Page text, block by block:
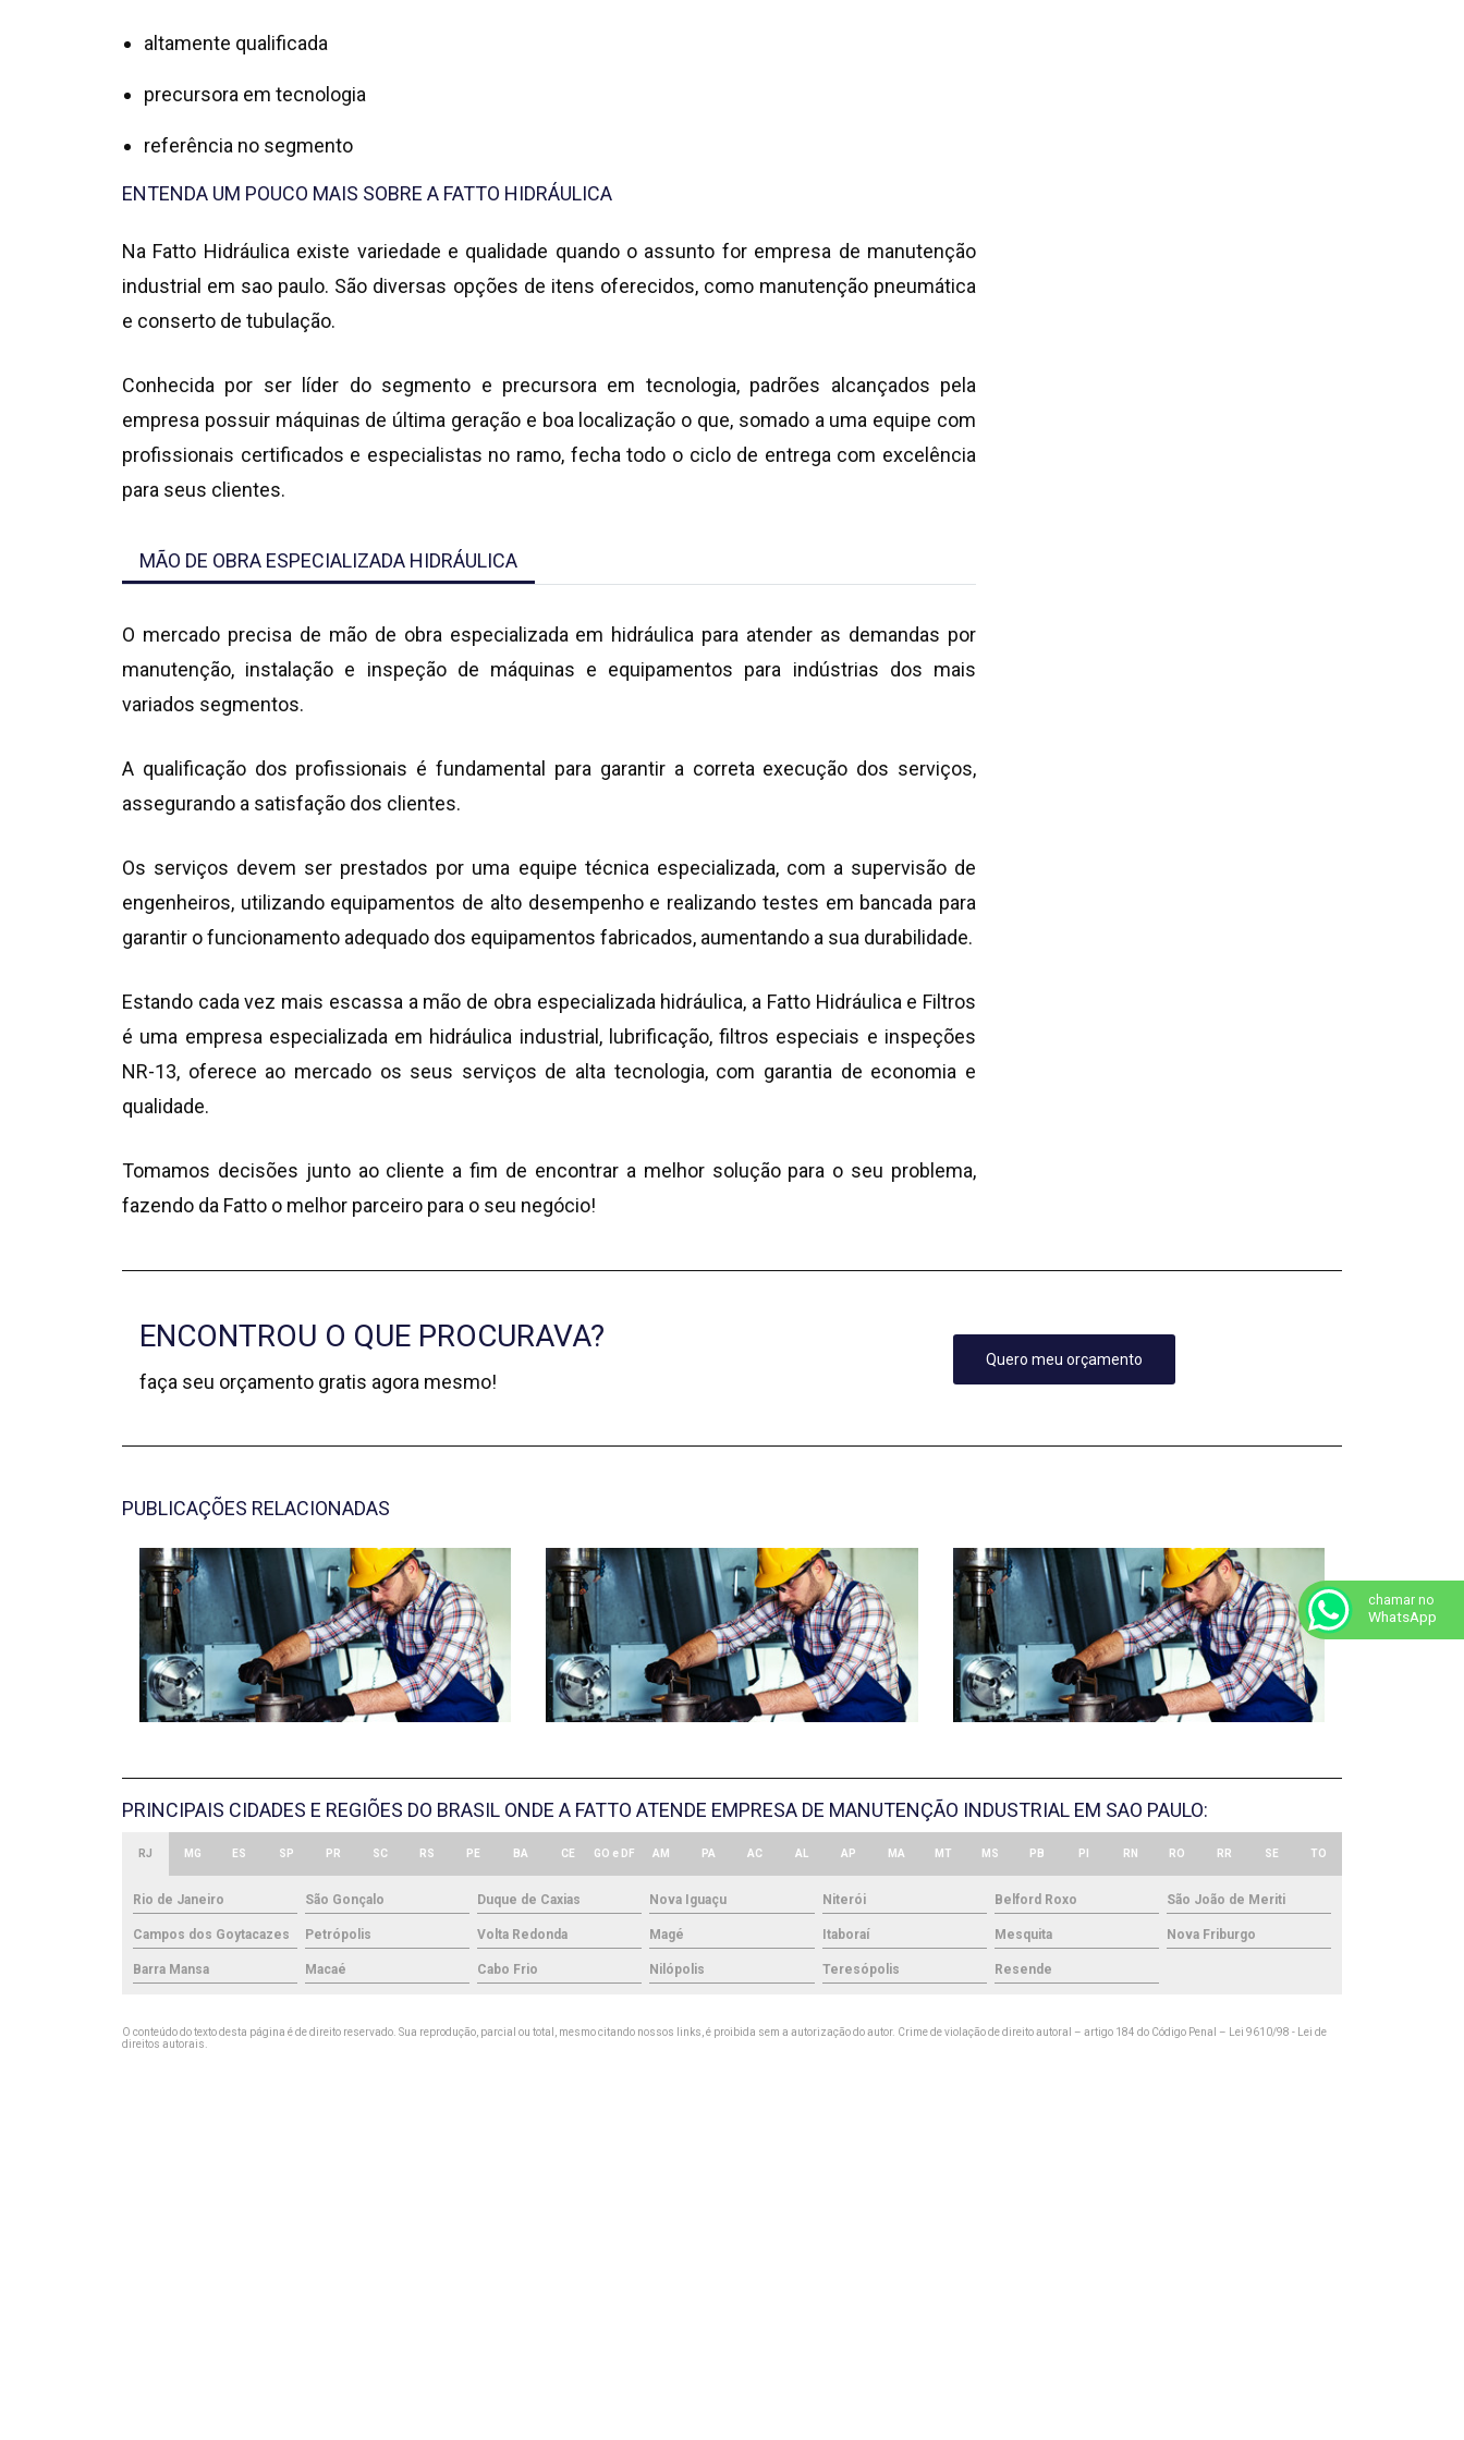
altamente qualificada
precursora em tecnologia
referência no segmento
ENTENDA UM POUCO MAIS SOBRE A FATTO HIDRÁULICA
Na Fatto Hidráulica existe variedade e qualidade quando o assunto for empresa de manutenção
industrial em sao paulo. São diversas opções de itens oferecidos, como manutenção pneumática
e conserto de tubulação.
Conhecida por ser líder do segmento e precursora em tecnologia, padrões alcançados pela
empresa possuir máquinas de última geração e boa localização o que, somado a uma equipe com
profissionais certificados e especialistas no ramo, fecha todo o ciclo de entrega com excelência
para seus clientes.
MÃO DE OBRA ESPECIALIZADA HIDRÁULICA
O mercado precisa de mão de obra especializada em hidráulica para atender as demandas por
manutenção, instalação e inspeção de máquinas e equipamentos para indústrias dos mais
variados segmentos.
A qualificação dos profissionais é fundamental para garantir a correta execução dos serviços,
assegurando a satisfação dos clientes.
Os serviços devem ser prestados por uma equipe técnica especializada, com a supervisão de
engenheiros, utilizando equipamentos de alto desempenho e realizando testes em bancada para
garantir o funcionamento adequado dos equipamentos fabricados, aumentando a sua durabilidade.
Estando cada vez mais escassa a mão de obra especializada hidráulica, a Fatto Hidráulica e Filtros
é uma empresa especializada em hidráulica industrial, lubrificação, filtros especiais e inspeções
NR-13, oferece ao mercado os seus serviços de alta tecnologia, com garantia de economia e
qualidade.
Tomamos decisões junto ao cliente a fim de encontrar a melhor solução para o seu problema,
fazendo da Fatto o melhor parceiro para o seu negócio!
ENCONTROU O QUE PROCURAVA?
faça seu orçamento gratis agora mesmo!
Quero meu orçamento
PUBLICAÇÕES RELACIONADAS
PRINCIPAIS CIDADES E REGIÕES DO BRASIL ONDE A FATTO ATENDE EMPRESA DE MANUTENÇÃO INDUSTRIAL EM SAO PAULO:
RJ MG ES SP PR SC RS PE BA CE GO e DF AM PA AC AL AP MA MT MS PB PI RN RO RR SE TO
Rio de Janeiro São Gonçalo Duque de Caxias Nova Iguaçu Niterói Belford Roxo São João de Meriti
Campos dos Goytacazes Petrópolis Volta Redonda Magé Itaboraí Mesquita Nova Friburgo
Barra Mansa Macaé Cabo Frio Nilópolis Teresópolis Resende
O conteúdo do texto desta página é de direito reservado. Sua reprodução, parcial ou total, mesmo citando nossos links, é proibida sem a autorização do autor. Crime de violação de direito autoral – artigo 184 do Código Penal –
Lei 9610/98 - Lei de
direitos autorais
chamar no
WhatsApp